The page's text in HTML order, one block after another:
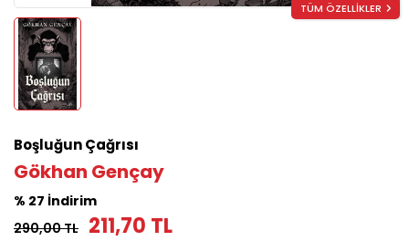
TÜM ÖZELLİKLER
Boşluğun Çağrısı
Gökhan Gençay
% 27 İndirim
290,00 TL 211,70 TL